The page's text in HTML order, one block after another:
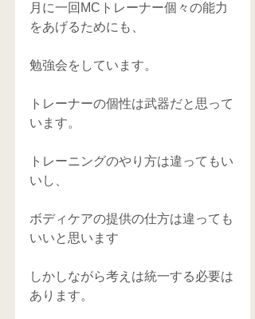
月に一回MCトレーナー個々の能力
をあげるためにも、
勉強会をしています。
トレーナーの個性は武器だと思って
います。
トレーニングのやり方は違ってもい
いし、
ボディケアの提供の仕方は違っても
いいと思います
しかしながら考えは統一する必要は
あります。